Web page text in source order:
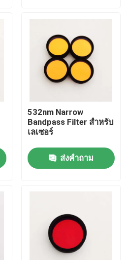
ลเตอร์
532nm Narrow
Bandpass Filter สําหรับ
เลเซอร์
ส่งคำถาม